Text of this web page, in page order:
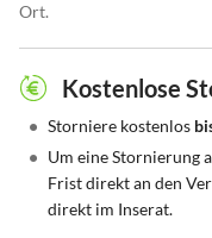
Ort.
Kostenlose
• Storniere kostenlos
• Um eine Stornierung
Frist direkt an den
direkt im Inserat.